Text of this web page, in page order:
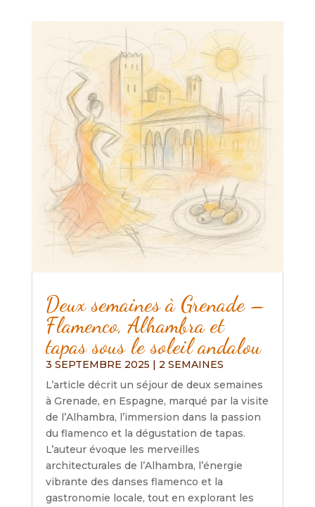
Deux semaines à Grenade –
Flamenco, Alhambra et
tapas sous le soleil andalou
3 SEPTEMBRE 2025 | 2 SEMAINES
L’article décrit un séjour de deux semaines
à Grenade, en Espagne, marqué par la visite
de l’Alhambra, l’immersion dans la passion
du flamenco et la dégustation de tapas.
L’auteur évoque les merveilles
architecturales de l’Alhambra, l’énergie
vibrante des danses flamenco et la
gastronomie locale, tout en explorant les